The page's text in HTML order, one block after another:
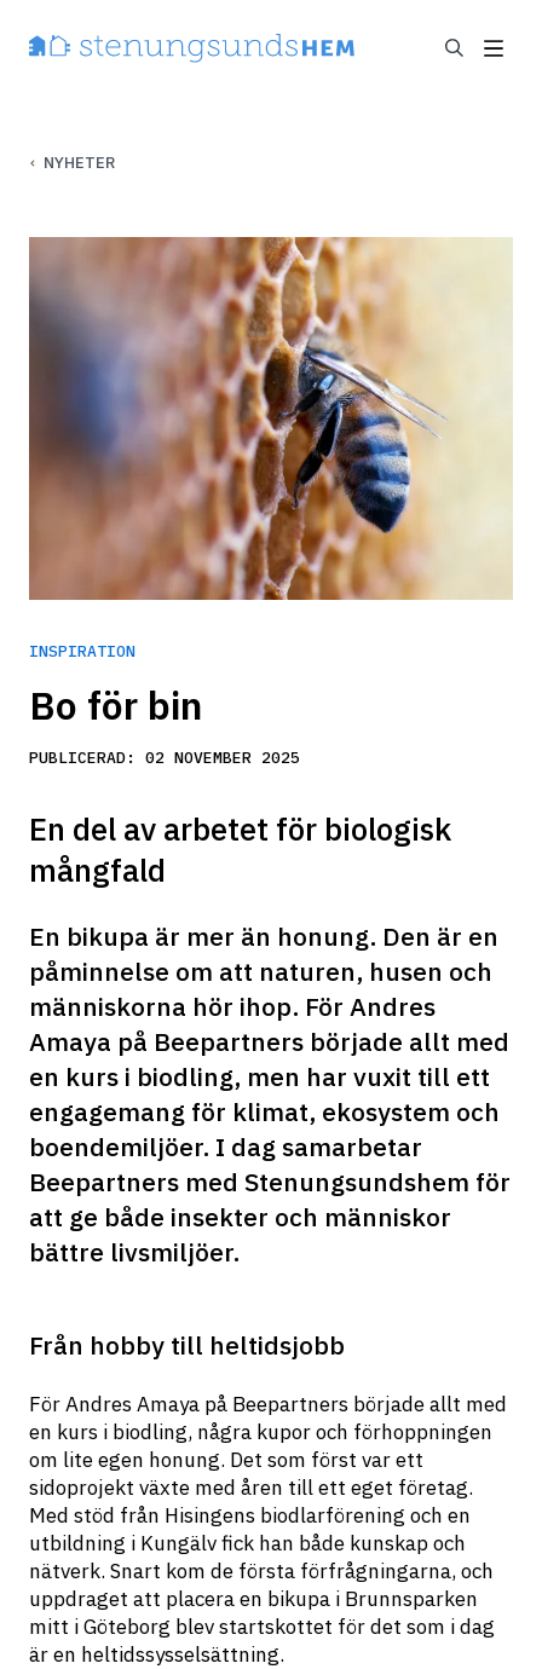
NYHETER
INSPIRATION
Bo för bin
PUBLICERAD: 02 NOVEMBER 2025
En del av arbetet för biologisk
mångfald
En bikupa är mer än honung. Den är en
påminnelse om att naturen, husen och
människorna hör ihop. För Andres
Amaya på Beepartners började allt med
en kurs i biodling, men har vuxit till ett
engagemang för klimat, ekosystem och
boendemiljöer. I dag samarbetar
Beepartners med Stenungsundshem för
att ge både insekter och människor
bättre livsmiljöer.
Från hobby till heltidsjobb
För Andres Amaya på Beepartners började allt med
en kurs i biodling, några kupor och förhoppningen
om lite egen honung. Det som först var ett
sidoprojekt växte med åren till ett eget företag.
Med stöd från Hisingens biodlarförening och en
utbildning i Kungälv fick han både kunskap och
nätverk. Snart kom de första förfrågningarna, och
uppdraget att placera en bikupa i Brunnsparken
mitt i Göteborg blev startskottet för det som i dag
är en heltidssysselsättning.